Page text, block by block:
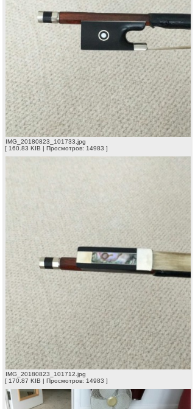
IMG_20180823_101733.jpg
[ 160.83 KIB | Просмотров: 14983 ]
IMG_20180823_101712.jpg
[ 170.87 KIB | Просмотров: 14983 ]